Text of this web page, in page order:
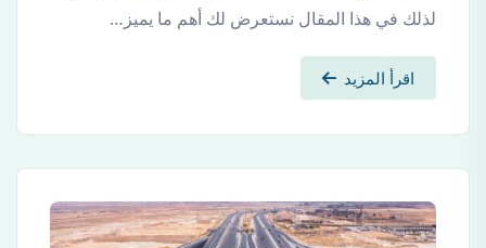
لذلك في هذا المقال نستعرض لك أهم ما يميز…
اقرأ المزيد